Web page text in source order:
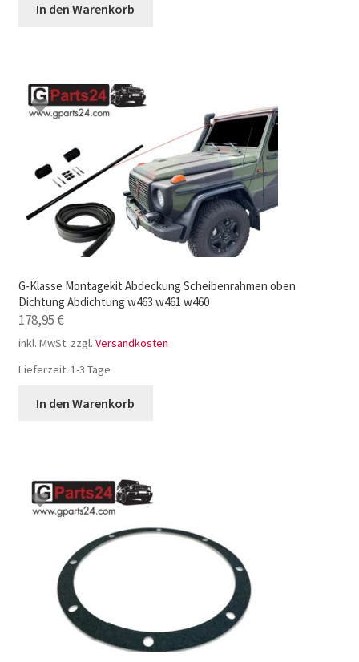
In den Warenkorb
G-Klasse Montagekit Abdeckung Scheibenrahmen oben
Dichtung Abdichtung w463 w461 w460
178,95€
inkl. MwSt. zzgl. Versandkosten
Lieferzeit: 1-3 Tage
In den Warenkorb